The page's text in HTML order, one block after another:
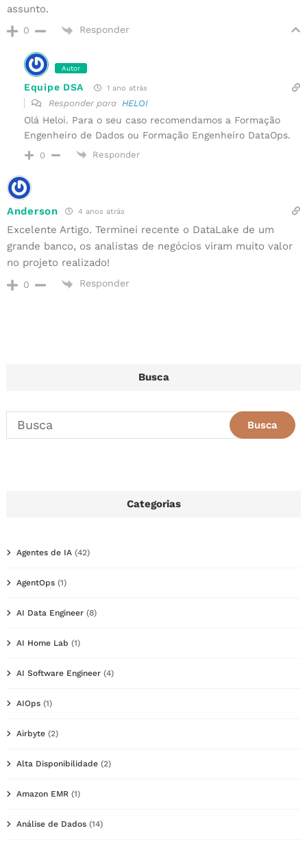
assunto.
0 Responder
Autor
Equipe DSA 1 ano atrás
Responder para HELOI
Olá Heloi. Para o seu caso recomendamos a Formação
Engenheiro de Dados ou Formação Engenheiro DataOps.
0 Responder
Anderson 4 anos atrás
Excelente Artigo. Terminei recente o DataLake de um
grande banco, os analistas de negócios viram muito valor
no projeto realizado!
0 Responder
Busca
Categorias
Agentes de IA (42)
AgentOps (1)
AI Data Engineer (8)
AI Home Lab (1)
AI Software Engineer (4)
AIOps (1)
Airbyte (2)
Alta Disponibilidade (2)
Amazon EMR (1)
Análise de Dados (14)